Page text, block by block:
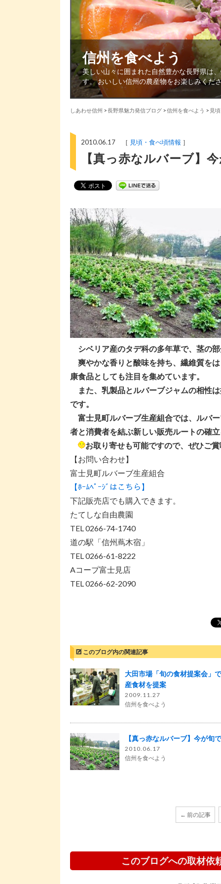
信州を食べよう
美しい山々に囲まれた自然豊かな長野県は
す。 おいしい信州の農産物をお楽しみくださ
しあわせ信州 >長野県魅力発信ブログ >信州を食べよう > 見
2010.06.17 ［ 見頃・食べ頃情報 ］
【真っ赤なルバーブ】今
シベリア産のタデ科の多年草で、茎の部
爽やかな香りと酸味を持ち、繊維質を
康食品としても注目を集めています。
また、乳製品とルバーブジャムの相性
です。
富士見町ルバーブ生産組合では、ルバ
者と消費者を結ぶ新しい販売ルートの確
お取り寄せも可能ですので、ぜひご賞
【お問い合わせ】
富士見町ルバーブ生産組合
【ﾎｰﾑﾍﾟｰｼﾞはこちら】
下記販売店でも購入できます。
たてしな自由農園
TEL 0266-74-1740
道の駅「信州蔦木宿」
TEL 0266-61-8222
Aコープ富士見店
TEL 0266-62-2090
このブログ内の関連記事
大田市場「旬の食材提案会」
産食材を提案
2009.11.27
信州を食べよう
【真っ赤なルバーブ】今が旬で
2010.06.17
信州を食べよう
← 前の記事
このブログへの取材依